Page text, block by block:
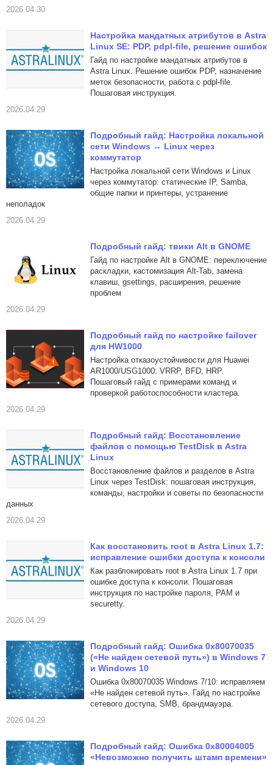
2026.04.30
Настройка мандатных атрибутов в Astra
Linux SE: PDP, pdpl-file, решение ошибок
Гайд по настройке мандатных атрибутов в
Astra Linux. Решение ошибок PDP, назначение
меток безопасности, работа с pdpl-file.
Пошаговая инструкция.
2026.04.29
Подробный гайд: Настройка локальной
сети Windows ↔ Linux через
коммутатор
Настройка локальной сети Windows и Linux
через коммутатор: статические IP, Samba,
общие папки и принтеры, устранение
неполадок
2026.04.29
Подробный гайд: твики Alt в GNOME
Гайд по настройке Alt в GNOME: переключение
раскладки, кастомизация Alt-Tab, замена
клавиш, gsettings, расширения, решение
проблем
2026.04.29
Подробный гайд по настройке failover
для HW1000
Настройка отказоустойчивости для Huawei
AR1000/USG1000: VRRP, BFD, HRP.
Пошаговый гайд с примерами команд и
проверкой работоспособности кластера.
2026.04.29
Подробный гайд: Восстановление
файлов с помощью TestDisk в Astra
Linux
Восстановление файлов и разделов в Astra
Linux через TestDisk: пошаговая инструкция,
команды, настройки и советы по безопасности
данных
2026.04.29
Как восстановить root в Astra Linux 1.7:
исправление ошибки доступа к консоли
Как разблокировать root в Astra Linux 1.7 при
ошибке доступа к консоли. Пошаговая
инструкция по настройке пароля, PAM и
securetty.
2026.04.29
Подробный гайд: Ошибка 0x80070035
(«Не найден сетевой путь») в Windows 7
и Windows 10
Ошибка 0x80070035 Windows 7/10: исправляем
«Не найден сетевой путь». Гайд по настройке
сетевого доступа, SMB, брандмауэра.
2026.04.29
Подробный гайд: Ошибка 0x80004005
«Невозможно получить штамп времени»